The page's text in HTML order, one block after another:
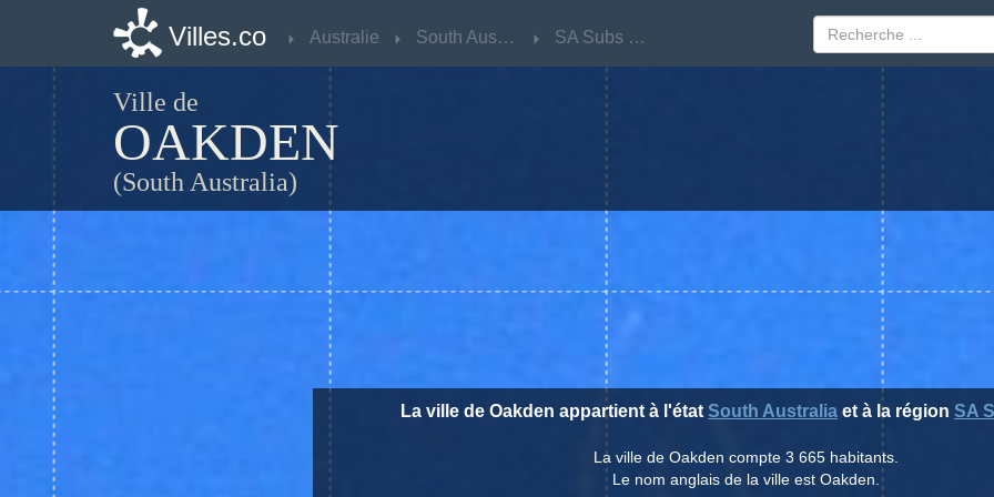
Villes.co Australie South Australia SA Subs Near 2
Ville de
OAKDEN
(South Australia)
La ville de Oakden appartient à l'état South Australia et à la région SA
La ville de Oakden compte 3 665 habitants.
Le nom anglais de la ville est Oakden.
Villes.co Australie South Australia SA Subs Near 2